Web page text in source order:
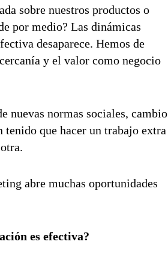
sobre nuestros productos o
por medio? Las dinámicas
desaparece. Hemos de
y el valor como negocio
nuevas normas sociales, cambio
que hacer un trabajo extra
abre muchas oportunidades
es efectiva?